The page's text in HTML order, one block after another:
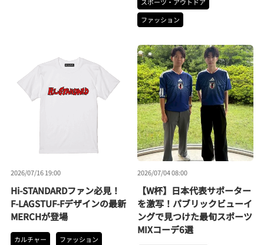
スポーツ・アウトドア
ファッション
2026/07/16 19:00
Hi-STANDARDファン必見！
F-LAGSTUF-Fデザインの最新
MERCHが登場
カルチャー ファッション
2026/07/04 08:00
【W杯】日本代表サポーター
を激写！パブリックビューイ
ングで見つけた最旬スポーツ
MIXコーデ6選